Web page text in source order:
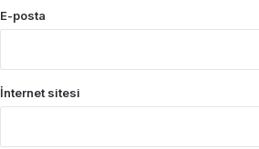
E-posta
İnternet sitesi